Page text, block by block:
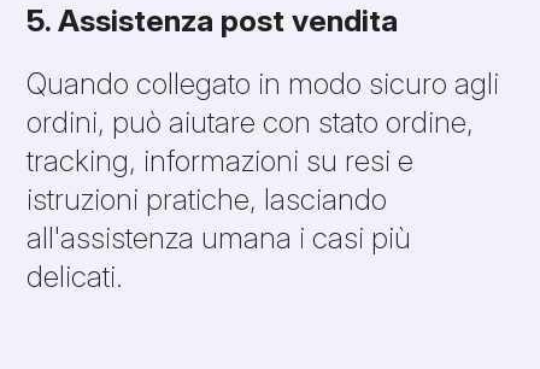
5. Assistenza post vendita
Quando collegato in modo sicuro agli
ordini, può aiutare con stato ordine,
tracking, informazioni su resi e
istruzioni pratiche, lasciando
all'assistenza umana i casi più
delicati.